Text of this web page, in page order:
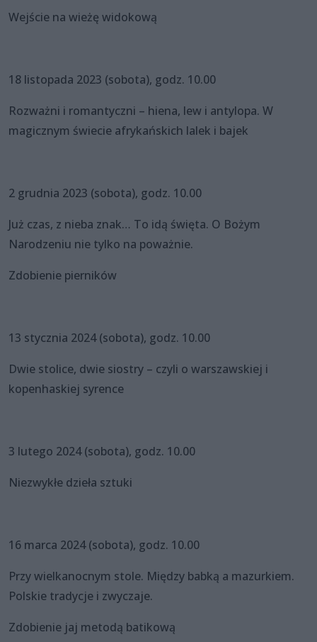
Wejście na wieżę widokową
18 listopada 2023 (sobota), godz. 10.00
Rozważni i romantyczni – hiena, lew i antylopa. W
magicznym świecie afrykańskich lalek i bajek
2 grudnia 2023 (sobota), godz. 10.00
Już czas, z nieba znak… To idą święta. O Bożym
Narodzeniu nie tylko na poważnie.
Zdobienie pierników
13 stycznia 2024 (sobota), godz. 10.00
Dwie stolice, dwie siostry – czyli o warszawskiej i
kopenhaskiej syrence
3 lutego 2024 (sobota), godz. 10.00
Niezwykłe dzieła sztuki
16 marca 2024 (sobota), godz. 10.00
Przy wielkanocnym stole. Między babką a mazurkiem.
Polskie tradycje i zwyczaje.
Zdobienie jaj metodą batikową